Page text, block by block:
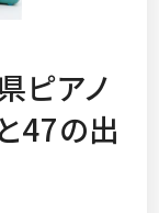
ピアノ
47の出